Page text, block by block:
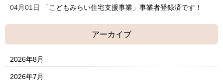
04月01日 「こどもみらい住宅支援事業」事業者登録済です！
アーカイブ
2026年8月
2026年7月